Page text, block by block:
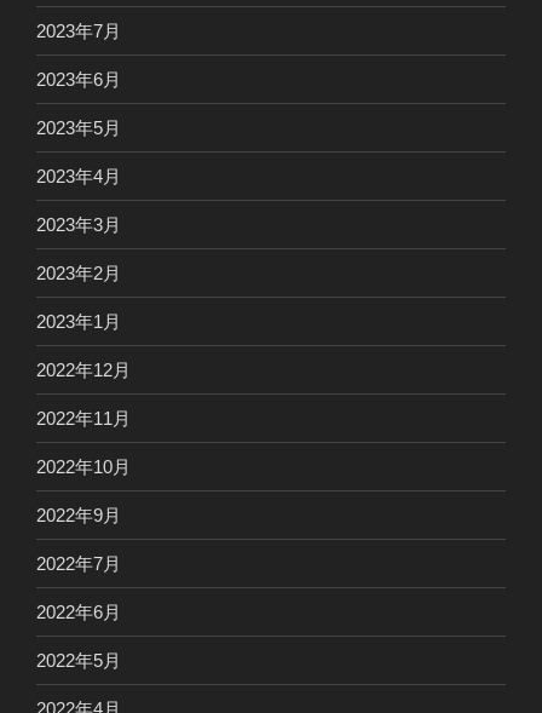
2023年7月
2023年6月
2023年5月
2023年4月
2023年3月
2023年2月
2023年1月
2022年12月
2022年11月
2022年10月
2022年9月
2022年7月
2022年6月
2022年5月
2022年4月